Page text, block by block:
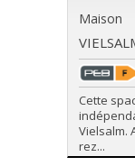
Maison
Cette
Vielsalm.
rez...